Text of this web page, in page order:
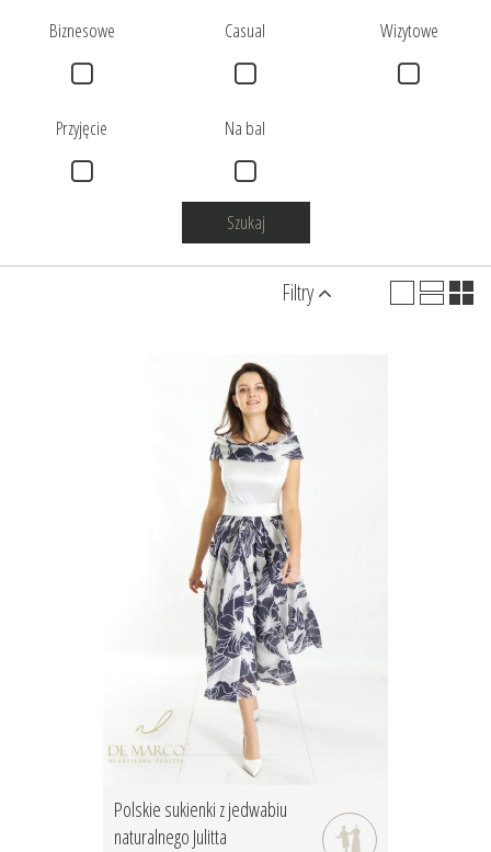
Biznesowe Casual Wizytowe
Przyjęcie Na bal
Szukaj
Filtry
Polskie sukienki z jedwabiu
naturalnego Julitta